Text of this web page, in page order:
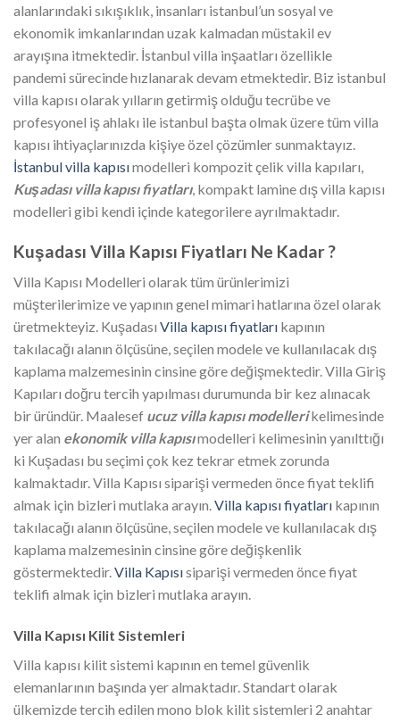
alanlarındaki sıkışıklık, insanları istanbul’un sosyal ve
ekonomik imkanlarından uzak kalmadan müstakil ev
arayışına itmektedir. İstanbul villa inşaatları özellikle
pandemi sürecinde hızlanarak devam etmektedir. Biz istanbul
villa kapısı olarak yılların getirmiş olduğu tecrübe ve
profesyonel iş ahlakı ile istanbul başta olmak üzere tüm villa
kapısı ihtiyaçlarınızda kişiye özel çözümler sunmaktayız.
İstanbul villa kapısımodelleri kompozit çelik villa kapıları,
Kuşadası villa kapısı fiyatları, kompakt lamine dış villa kapısı
modelleri gibi kendi içinde kategorilere ayrılmaktadır.
Kuşadası Villa Kapısı Fiyatları Ne Kadar ?
Villa Kapısı Modelleri olarak tüm ürünlerimizi
müşterilerimize ve yapının genel mimari hatlarına özel olarak
üretmekteyiz. Kuşadası Villa kapısı fiyatları kapının
takılacağı alanın ölçüsüne, seçilen modele ve kullanılacak dış
kaplama malzemesinin cinsine göre değişmektedir. Villa Giriş
Kapıları doğru tercih yapılması durumunda bir kez alınacak
bir üründür. Maalesef ucuz villa kapısı modellerikelimesinde
yer alan ekonomik villa kapısımodelleri kelimesinin yanılttığı
ki Kuşadası bu seçimi çok kez tekrar etmek zorunda
kalmaktadır. Villa Kapısı siparişi vermeden önce fiyat teklifi
almak için bizleri mutlaka arayın.Villa kapısı fiyatları kapının
takılacağı alanın ölçüsüne, seçilen modele ve kullanılacak dış
kaplama malzemesinin cinsine göre değişkenlik
göstermektedir.Villa Kapısısiparişi vermeden önce fiyat
teklifi almak için bizleri mutlaka arayın.
Villa Kapısı Kilit Sistemleri
Villa kapısı kilit sistemi kapının en temel güvenlik
elemanlarının başında yer almaktadır. Standart olarak
ülkemizde tercih edilen mono blok kilit sistemleri 2 anahtar